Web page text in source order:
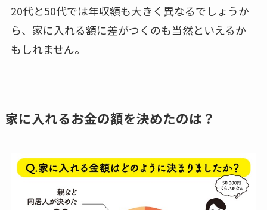
20代と50代では年収額も大きく異なるでしょうか
ら、家に入れる額に差がつくのも当然といえるか
もしれません。
家に入れるお金の額を決めたのは？